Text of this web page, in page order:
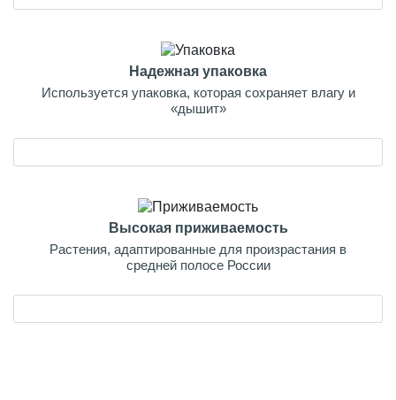
Надежная упаковка
Используется упаковка, которая сохраняет влагу и
«дышит»
Высокая приживаемость
Растения, адаптированные для произрастания в
средней полосе России